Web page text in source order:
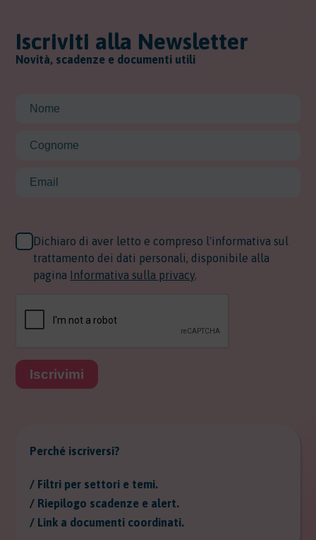
Iscriviti alla Newsletter
Novità, scadenze e documenti utili
Dichiaro di aver letto e compreso l'informativa sul
trattamento dei dati personali, disponibile alla
pagina Informativa sulla privacy.
Iscrivimi
Perché iscriversi?
/ Filtri per settori e temi.
/ Riepilogo scadenze e alert.
/ Link a documenti coordinati.